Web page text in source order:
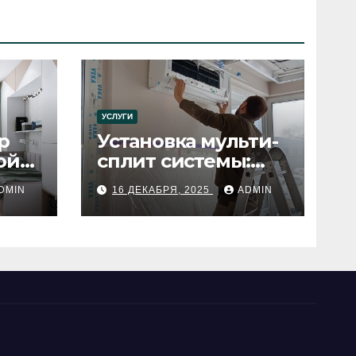
УСЛУГИ
Установка мульти-
сплит системы:
пошаговое
руководство
16 ДЕКАБРЯ, 2025 ADMIN